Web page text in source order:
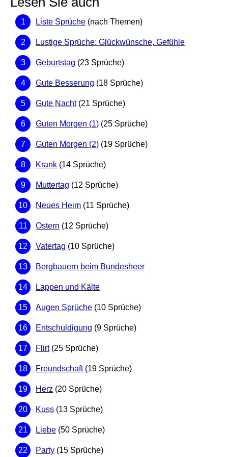
Liste Sprüche (nach Themen)
Lustige Sprüche: Glückwünsche, Gefühle
Geburtstag (23 Sprüche)
Gute Besserung (18 Sprüche)
Gute Nacht(21 Sprüche)
Guten Morgen (1) (25 Sprüche)
Guten Morgen (2) (19 Sprüche)
Krank (14 Sprüche)
Muttertag (12 Sprüche)
Neues Heim (11 Sprüche)
Ostern (12 Sprüche)
Vatertag (10 Sprüche)
Bergbauern beim Bundesheer
Lappen und Kälte
Augen Sprüche (10 Sprüche)
Entschuldigung (9 Sprüche)
Flirt(25 Sprüche)
Freundschaft(19 Sprüche)
Herz (20 Sprüche)
Kuss (13 Sprüche)
Liebe (50 Sprüche)
Party (15 Sprüche)